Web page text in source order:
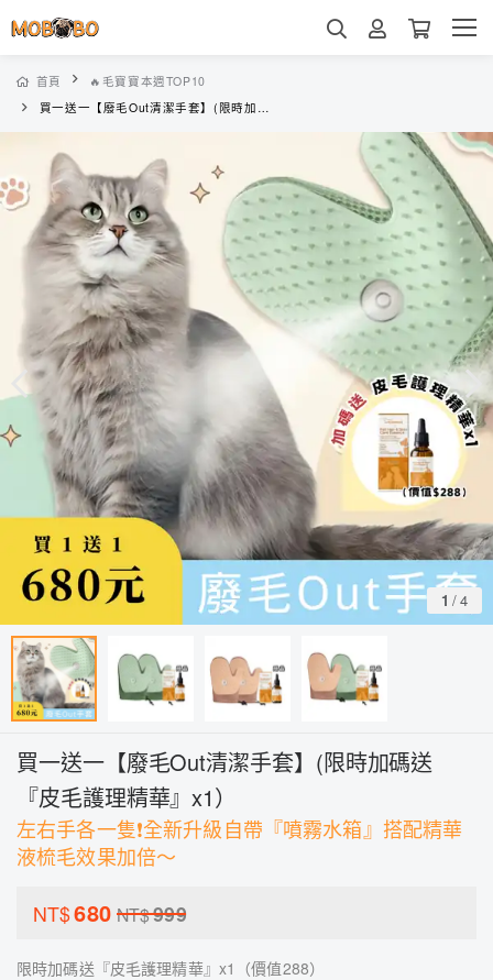
首頁
🔥毛寶寶本週TOP10
買一送一【廢毛Out清潔手套】(限時加碼送『皮毛護理精華』x1）
1 /4
買一送一【廢毛Out清潔手套】(限時加碼送
『皮毛護理精華』x1）
左右手各一隻❗️全新升級自帶『噴霧水箱』搭配精華
液梳毛效果加倍～
NT$680 NT$999
限時加碼送『皮毛護理精華』x1（價值288）